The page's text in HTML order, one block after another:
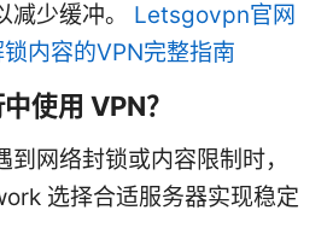
减少缓冲。 Letsgovpn官网
内容的VPN完整指南
使用 VPN？
网络封锁或内容限制时，
选择合适服务器实现稳定